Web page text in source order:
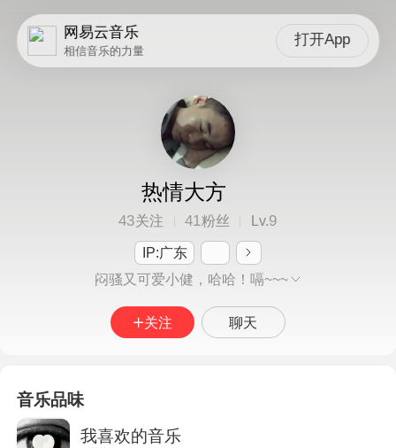
网易云音乐
相信音乐的力量
打开App
热情大方
43关注 41粉丝 Lv.9
IP:广东
闷骚又可爱小健，哈哈！嗝~~~
关注 聊天
音乐品味
我喜欢的音乐